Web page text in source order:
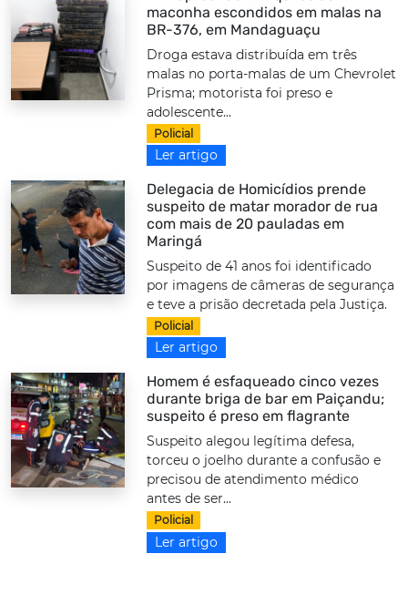
maconha escondidos em malas na
BR-376, em Mandaguaçu
Droga estava distribuída em três
malas no porta-malas de um Chevrolet
Prisma; motorista foi preso e
adolescente...
Policial
Ler artigo
Delegacia de Homicídios prende
suspeito de matar morador de rua
com mais de 20 pauladas em
Maringá
Suspeito de 41 anos foi identificado
por imagens de câmeras de segurança
e teve a prisão decretada pela Justiça.
Policial
Ler artigo
Homem é esfaqueado cinco vezes
durante briga de bar em Paiçandu;
suspeito é preso em flagrante
Suspeito alegou legítima defesa,
torceu o joelho durante a confusão e
precisou de atendimento médico
antes de ser...
Policial
Ler artigo